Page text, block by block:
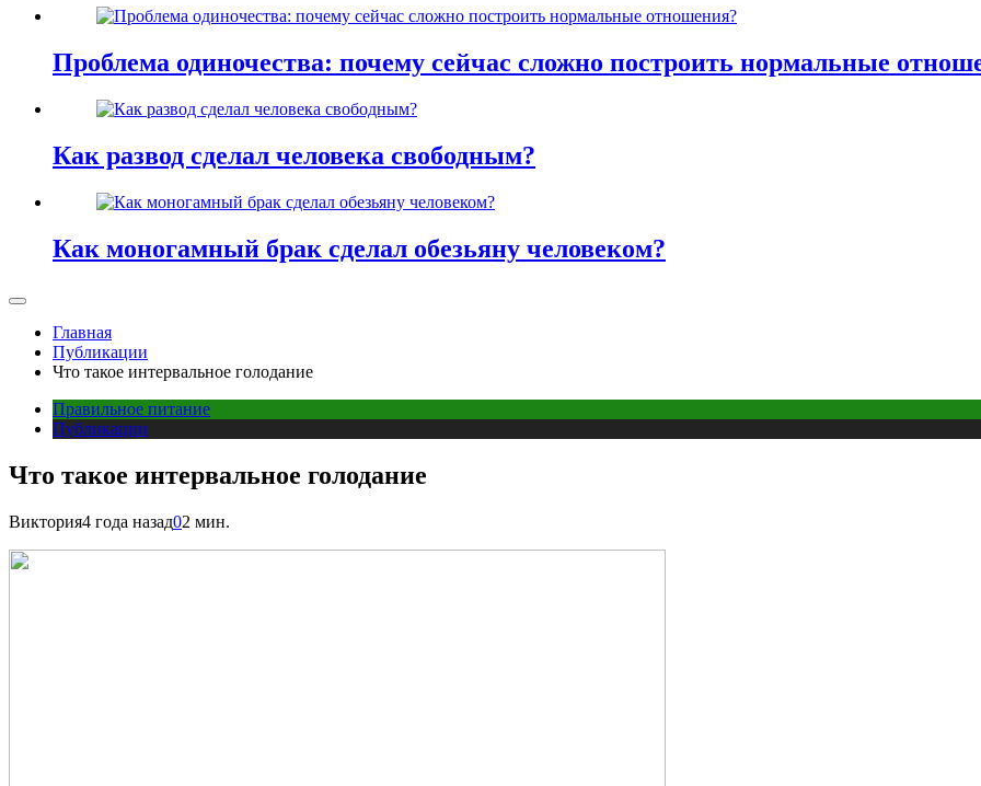
Проблема одиночества: почему сейчас сложно построить нормальные
Как развод сделал человека свободным?
Как моногамный брак сделал обезьяну человеком?
Главная
Публикации
Что такое интервальное голодание
Правильное питание
Публикации
Что такое интервальное голодание
Виктория4 года назад02 мин.